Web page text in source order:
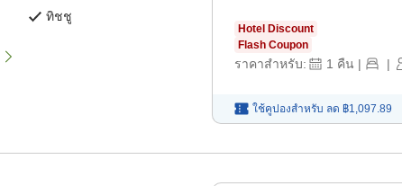
ทิชชู
Hotel Discount
Flash Coupon
ราคาสำหรับ: 1 คืน | |
ใช้คูปองสำหรับ ลด ฿1,097.89